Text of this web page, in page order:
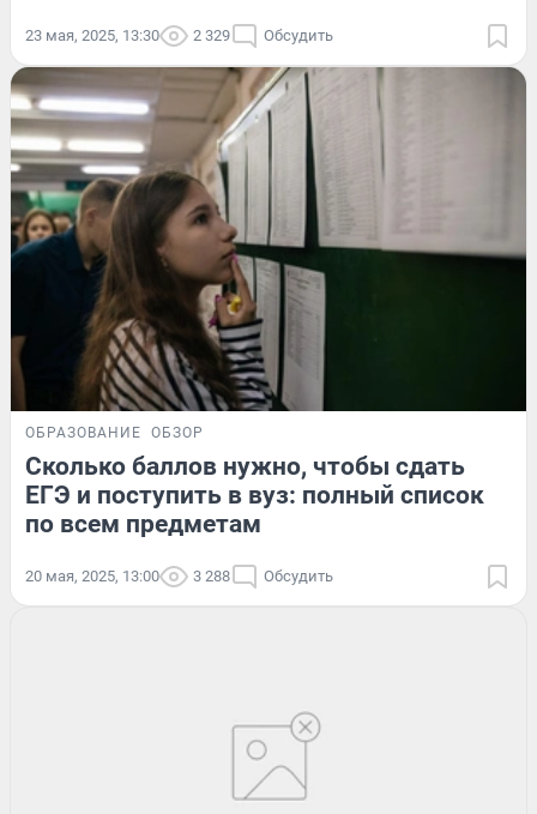
23 мая, 2025, 13:30 2 329 Обсудить
ОБРАЗОВАНИЕ ОБЗОР
Сколько баллов нужно, чтобы сдать
ЕГЭ и поступить в вуз: полный список
по всем предметам
20 мая, 2025, 13:00 3 288 Обсудить